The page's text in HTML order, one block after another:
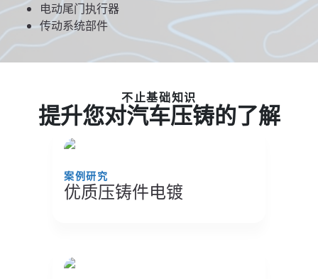
电动尾门执行器
传动系统部件
不止基础知识
提升您对汽车压铸的了解
案例研究
优质压铸件电镀